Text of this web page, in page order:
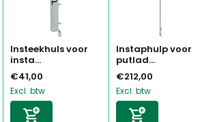
Insteekhuls voor
insta...
€41,00
Excl. btw
Instaphulp voor
putlad...
€212,00
Excl. btw